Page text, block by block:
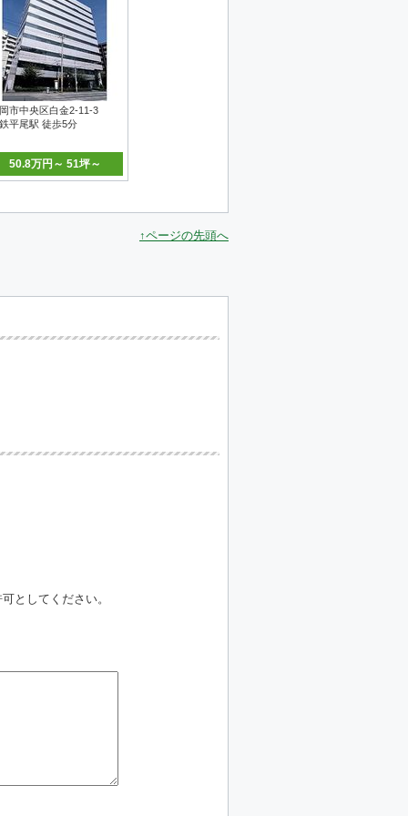
市中央区白金2-11-3
平尾駅 徒歩5分
50.8万円～ 51坪～
↑ページの先頭へ
としてください。